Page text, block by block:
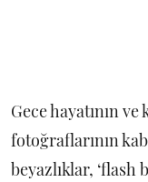
Gece hayatının
fotoğraflarının
beyazlıklar, ‘flash